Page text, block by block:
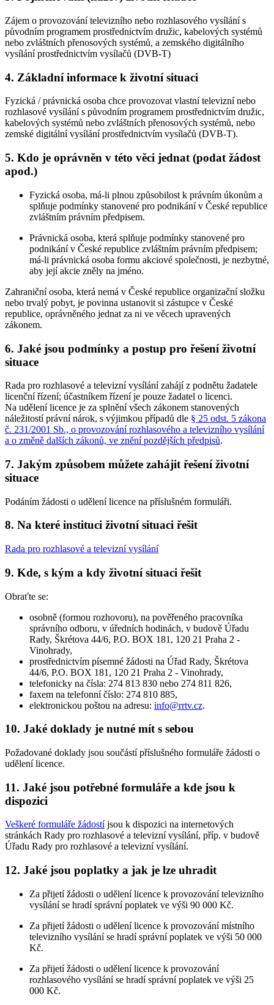
Zájem o provozování televizního nebo rozhlasového vysílání s
původním programem prostřednictvím družic, kabelových systémů
nebo zvláštních přenosových systémů, a zemského digitálního
vysílání prostřednictvím vysílačů (DVB-T)
4. Základní informace k životní situaci
Fyzická / právnická osoba chce provozovat vlastní televizní nebo
rozhlasové vysílání s původním programem prostřednictvím družic,
kabelových systémů nebo zvláštních přenosových systémů, nebo
zemské digitální vysílání prostřednictvím vysílačů (DVB-T).
5. Kdo je oprávněn v této věci jednat (podat žádost
apod.)
Fyzická osoba, má-li plnou způsobilost k právním úkonům a
splňuje podmínky stanovené pro podnikání v České republice
zvláštním právním předpisem.
Právnická osoba, která splňuje podmínky stanovené pro
podnikání v České republice zvláštním právním předpisem;
má-li právnická osoba formu akciové společnosti, je nezbytné,
aby její akcie zněly na jméno.
Zahraniční osoba, která nemá v České republice organizační složku
nebo trvalý pobyt, je povinna ustanovit si zástupce v České
republice, oprávněného jednat za ni ve věcech upravených
zákonem.
6. Jaké jsou podmínky a postup pro řešení životní
situace
Rada pro rozhlasové a televizní vysílání zahájí z podnětu žadatele
licenční řízení; účastníkem řízení je pouze žadatel o licenci.
Na udělení licence je za splnění všech zákonem stanovených
náležitostí právní nárok, s výjimkou případů dle § 25 odst. 5 zákona
č. 231/2001 Sb., o provozování rozhlasového a televizního vysílání
a o změně dalších zákonů, ve znění pozdějších předpisů.
7. Jakým způsobem můžete zahájit řešení životní
situace
Podáním žádosti o udělení licence na příslušném formuláři.
8. Na které instituci životní situaci řešit
Rada pro rozhlasové a televizní vysílání
9. Kde, s kým a kdy životní situaci řešit
Obraťte se:
osobně (formou rozhovoru), na pověřeného pracovníka
správního odboru, v úředních hodinách, v budově Úřadu
Rady, Škrétova 44/6, P.O. BOX 181, 120 21 Praha 2 -
Vinohrady,
prostřednictvím písemné žádosti na Úřad Rady, Škrétova
44/6, P.O. BOX 181, 120 21 Praha 2 - Vinohrady,
telefonicky na čísla: 274 813 830 nebo 274 811 826,
faxem na telefonní číslo: 274 810 885,
elektronickou poštou na adresu: info@rrtv.cz.
10. Jaké doklady je nutné mít s sebou
Požadované doklady jsou součástí příslušného formuláře žádosti o
udělení licence.
11. Jaké jsou potřebné formuláře a kde jsou k
dispozici
Veškeré formuláře žádostíjsou k dispozici na internetových
stránkách Rady pro rozhlasové a televizní vysílání, příp. v budově
Úřadu Rady pro rozhlasové a televizní vysílání.
12. Jaké jsou poplatky a jak je lze uhradit
Za přijetí žádosti o udělení licence k provozování televizního
vysílání se hradí správní poplatek ve výši 90 000 Kč.
Za přijetí žádosti o udělení licence k provozování místního
televizního vysílání se hradí správní poplatek ve výši 50 000
Kč.
Za přijetí žádosti o udělení licence k provozování
rozhlasového vysílání se hradí správní poplatek ve výši 25
000 Kč.